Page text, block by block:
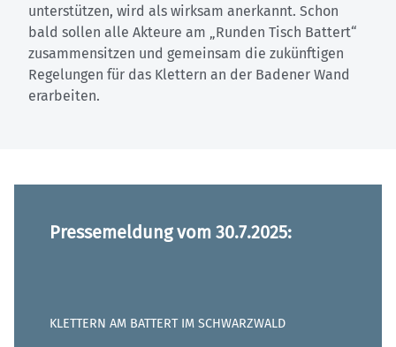
unterstützen, wird als wirksam anerkannt. Schon
bald sollen alle Akteure am „Runden Tisch Battert“
zusammensitzen und gemeinsam die zukünftigen
Regelungen für das Klettern an der Badener Wand
erarbeiten.
Pressemeldung vom 30.7.2025:
KLETTERN AM BATTERT IM SCHWARZWALD